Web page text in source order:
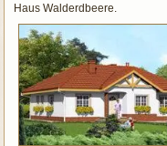
Haus Walderdbeere.